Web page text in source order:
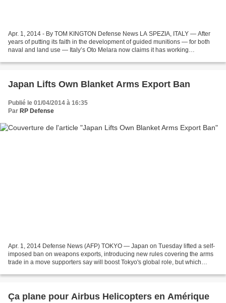
Apr. 1, 2014 - By TOM KINGTON Defense News LA SPEZIA, ITALY — After
years of putting its faith in the development of guided munitions — for both
naval and land use — Italy’s Oto Melara now claims it has working
Japan Lifts Own Blanket Arms Export Ban
Publié le 01/04/2014 à 16:35
Par RP Defense
Apr. 1, 2014 Defense News (AFP) TOKYO — Japan on Tuesday lifted a self-
imposed ban on weapons exports, introducing new rules covering the arms
trade in a move supporters say will boost Tokyo's global role, but which
Ça plane pour Airbus Helicopters en Amérique